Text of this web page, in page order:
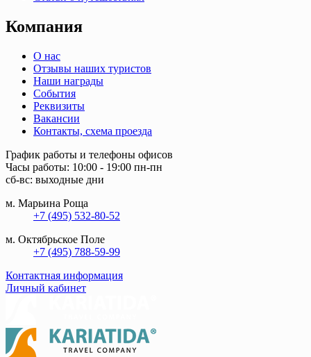
Компания
О нас
Отзывы наших туристов
Наши награды
События
Реквизиты
Вакансии
Контакты, схема проезда
График работы и телефоны офисов
Часы работы: 10:00 - 19:00 пн-пн
сб-вс: выходные дни
м. Марьина Роща
+7 (495) 532-80-52
м. Октябрьское Поле
+7 (495) 788-59-99
Контактная информация
Личный кабинет